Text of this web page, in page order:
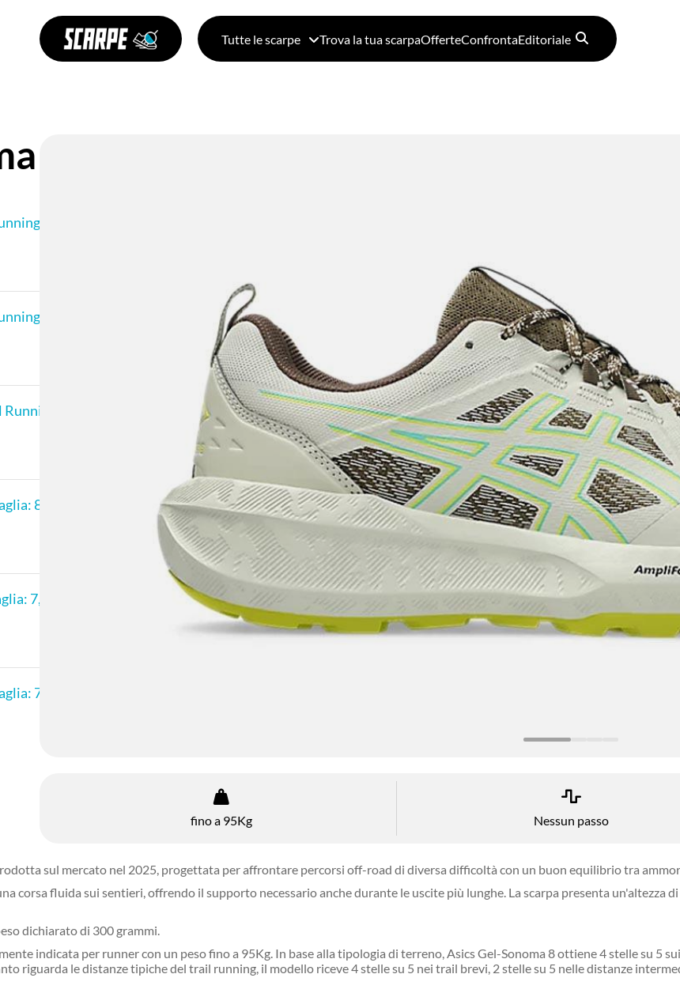
Tutte le scarpe Trova la tua scarpaOfferteConfrontaEditoriale
8
da Uomo
da Uomo
da Donna
8 US - 39,5, nero
7,5 US - 40,5, nero
7,5 US - 39, nero
sul mercato nel 2025, progettata per affrontare percorsi off-road di diversa difficoltà con un buon equilibrio tra
corsa fluida sui sentieri, offrendo il supporto necessario anche durante le uscite più lunghe. La scarpa presenta un'altezza
dichiarato di 300 grammi.
indicata per runner con un peso fino a 95Kg. In base alla tipologia di terreno, Asics Gel-Sonoma 8 ottiene 4 stelle su 5
riguarda le distanze tipiche del trail running, il modello riceve 4 stelle su 5 nei trail brevi, 2 stelle su 5 nelle distanze
fino a 95Kg Nessun passo